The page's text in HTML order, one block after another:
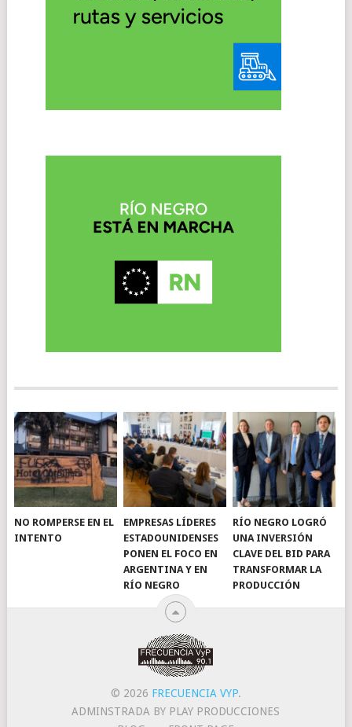
NO ROMPERSE EN EL
INTENTO
EMPRESAS LÍDERES
ESTADOUNIDENSES
PONEN EL FOCO EN
ARGENTINA Y EN
RÍO NEGRO
RÍO NEGRO LOGRÓ
UNA INVERSIÓN
CLAVE DEL BID PARA
TRANSFORMAR LA
PRODUCCIÓN
© 2026 FRECUENCIA VYP.
ADMINSTRADA BY PLAY PRODUCCIONES